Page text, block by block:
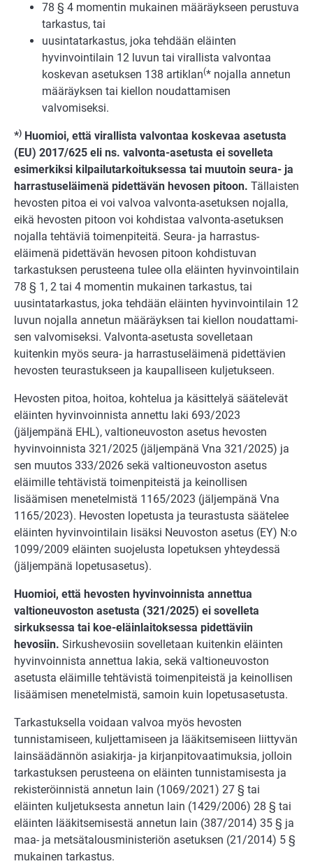
78 § 4 momentin mukainen määräykseen perus­tuva
tarkastus, tai
uusintatarkastus, joka tehdään eläinten
hyvinvointilain 12 luvun tai virallista valvontaa
koskevan asetuksen 138 artiklan(* nojalla annetun
määräyksen tai kiellon noudattamisen
valvomiseksi.
*) Huomioi, että virallista valvontaa koskevaa asetusta
(EU) 2017/625 eli ns. val­vonta-asetusta ei sovelleta
esimerkiksi kilpailutarkoituksessa tai muutoin seura- ja
harrastus­eläimenä pidettävän hevosen pitoon. Tällaisten
hevosten pitoa ei voi val­voa valvonta-asetuksen nojalla,
eikä hevosten pitoon voi kohdistaa valvonta-asetuk­sen
nojalla tehtäviä toimenpiteitä. Seura- ja harrastus­
eläimenä pidettävän hevosen pitoon kohdistuvan
tarkastuksen perusteena tulee olla eläinten hyvinvointi­lain
78 § 1, 2 tai 4 momentin mukainen tarkastus, tai
uusintatarkastus, joka tehdään eläinten hyvinvointilain 12
luvun nojalla annetun määräyksen tai kiellon noudattami­
sen valvo­miseksi. Valvonta-asetusta sovelletaan
kuitenkin myös seura- ja harrastus­eläimenä pidettävien
hevosten teurastukseen ja kaupalliseen kuljetukseen.
Hevosten pitoa, hoitoa, kohtelua ja käsittelyä säätelevät
eläinten hyvinvoinnista annettu laki 693/2023
(jäljempänä EHL), valtioneuvoston asetus hevosten
hyvinvoin­nista 321/2025 (jäljempänä Vna 321/2025) ja
sen muutos 333/2026 sekä valtioneuvoston asetus
eläimille tehtä­vistä toimenpiteistä ja keinollisen
lisäämisen menetelmistä 1165/2023 (jäljempänä Vna
1165/2023). Hevosten lopetusta ja teurastusta säätelee
eläinten hyvinvointilain lisäksi Neuvoston asetus (EY) N:o
1099/2009 eläinten suojelusta lopetuksen yhtey­dessä
(jäljempänä lopetusasetus).
Huomioi, että hevosten hyvinvoinnista annettua
valtioneuvoston asetusta (321/2025) ei sovelleta
sirkuksessa tai koe-eläinlaitoksessa pidettäviin
hevosiin. Sirkushevosiin sovelletaan kuitenkin eläinten
hyvinvoinnista annettua lakia, sekä val­tioneuvoston
asetusta eläimille tehtävistä toimenpiteistä ja keinollisen
lisäämisen menetelmistä, samoin kuin lopetusasetusta.
Tarkastuksella voidaan valvoa myös hevosten
tunnistamiseen, kuljettamiseen ja lää­kitsemiseen liittyvän
lainsäädännön asiakirja- ja kirjanpitovaatimuksia, jolloin
tarkas­tuksen perusteena on eläinten tunnistamisesta ja
rekisteröinnistä annetun lain (1069/2021) 27 § tai
eläinten kuljetuksesta annetun lain (1429/2006) 28 § tai
eläin­ten lääkitsemisestä annetun lain (387/2014) 35 § ja
maa- ja metsätalousministeriön asetuksen (21/2014) 5 §
mukainen tarkastus.